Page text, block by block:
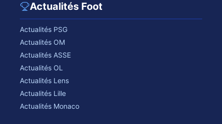
Actualités Foot
Actualités PSG
Actualités OM
Actualités ASSE
Actualités OL
Actualités Lens
Actualités Lille
Actualités Monaco